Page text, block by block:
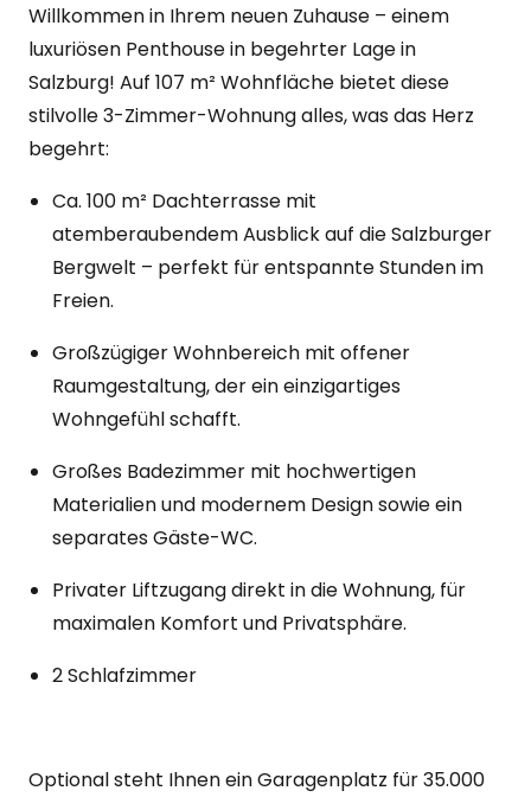
Willkommen in Ihrem neuen Zuhause – einem
luxuriösen Penthouse in begehrter Lage in
Salzburg! Auf 107 m² Wohnfläche bietet diese
stilvolle 3-Zimmer-Wohnung alles, was das Herz
begehrt:
Ca. 100 m² Dachterrasse mit
atemberaubendem Ausblick auf die Salzburger
Bergwelt – perfekt für entspannte Stunden im
Freien.
Großzügiger Wohnbereich mit offener
Raumgestaltung, der ein einzigartiges
Wohngefühl schafft.
Großes Badezimmer mit hochwertigen
Materialien und modernem Design sowie ein
separates Gäste-WC.
Privater Liftzugang direkt in die Wohnung, für
maximalen Komfort und Privatsphäre.
2 Schlafzimmer
Optional steht Ihnen ein Garagenplatz für 35.000